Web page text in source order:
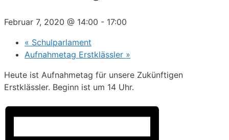
Februar 7, 2020 @ 14:00 - 17:00
« Schulparlament
Aufnahmetag Erstklässler »
Heute ist Aufnahmetag für unsere Zukünftigen
Erstklässler. Beginn ist um 14 Uhr.